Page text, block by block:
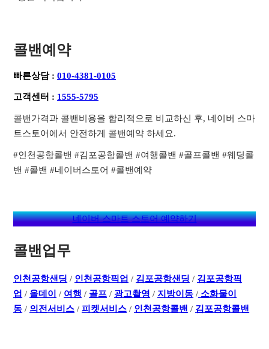
콜밴예약
빠른상담 :010-4381-0105
고객센터 : 1555-5795
콜밴가격과 콜밴비용을 합리적으로 비교하신 후, 네이버 스마
트스토어에서 안전하게 콜밴예약 하세요.
#인천공항콜밴 #김포공항콜밴 #여행콜밴 #골프콜밴 #웨딩콜
밴 #콜밴 #네이버스토어 #콜밴예약
네이버 스마트 스토어 예약하기
콜밴업무
인천공항샌딩 / 인천공항픽업 / 김포공항샌딩 / 김포공항픽
업 / 올데이 / 여행 / 골프 / 광고촬영 /지방이동 /소화물이
동 / 의전서비스 /피켓서비스 / 인천공항콜밴 / 김포공항콜밴